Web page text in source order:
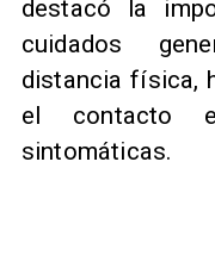
destacó la
cuidados
distancia física,
el contacto
sintomáticas.